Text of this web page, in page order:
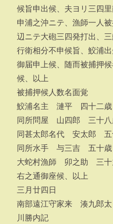
候旨申出候、夫ヨリ三四
申浦之沖ニテ、漁師一人
辺ニテ大砲三四発打出、
行衛相分不申候旨、鮫浦
御届申上候、随而被捕押
候、以上
被捕押候人数名面覚
鮫浦名主 漣平 四十二歳
同所問屋 山四郎 三十八
同甚太郎名代 安太郎 五
同所水手 与三吉 五十歳
大蛇村漁師 卯之助 三十
右之通御座候、以上
三月廿四日
南部遠江守家来 湊九郎太
川勝内記